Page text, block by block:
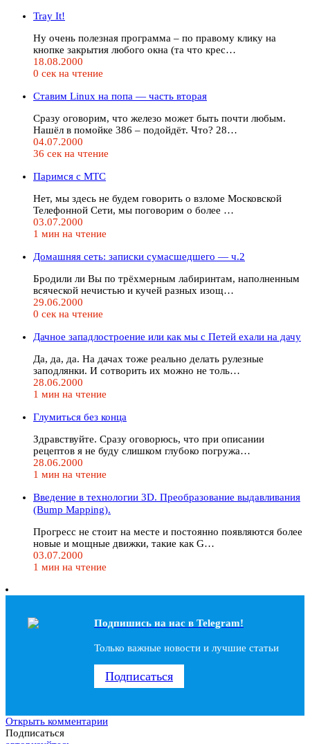
Tray It!
Ну очень полезная программа – по правому клику на
кнопке закрытия любого окна (та что крес…
18.08.2000
0 сек на чтение
Ставим Linux на попа — часть вторая
Сразу оговорим, что железо может быть почти любым.
Нашёл в помойке 386 – подойдёт. Что? 28…
04.07.2000
36 сек на чтение
Паримся с MTC
Нет, мы здесь не будем говорить о взломе Московской
Телефонной Сети, мы поговорим о более …
03.07.2000
1 мин на чтение
Домашняя сеть: записки сумасшедшего — ч.2
Бродили ли Вы по трёхмерным лабиринтам, наполненным
всяческой нечистью и кучей разных изощ…
29.06.2000
0 сек на чтение
Дачное западлостроение или как мы с Петей ехали на дачу
Да, да, да. На дачах тоже реально делать рулезные
заподлянки. И сотворить их можно не толь…
28.06.2000
1 мин на чтение
Глумиться без конца
Здравствуйте. Сразу оговорюсь, что при описании
рецептов я не буду слишком глубоко погружа…
28.06.2000
1 мин на чтение
Введение в технологии 3D. Преобразование выдавливания
(Bump Mapping).
Прогресс не стоит на месте и постоянно появляются более
новые и мощные движки, такие как G…
03.07.2000
1 мин на чтение
Подпишись на наc в Telegram!
Только важные новости и лучшие статьи
Подписаться
Открыть комментарии
Подписаться